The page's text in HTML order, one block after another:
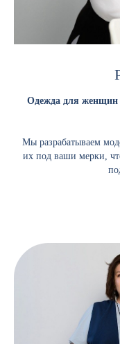
Одежда для женщин
Мы разрабатываем
их под ваши мерки,